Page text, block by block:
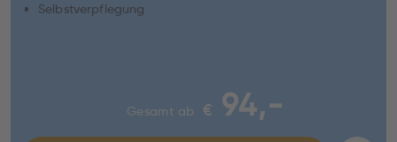
Selbstverpflegung
Gesamt ab € 94,-